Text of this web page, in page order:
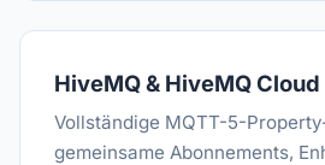
HiveMQ & HiveMQ Cloud
Vollständige MQTT-5-
gemeinsame Abonnements,